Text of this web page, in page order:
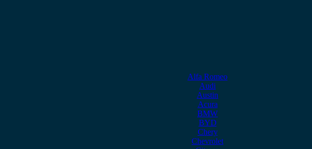
Alfa Romeo
Audi
Austin
Acura
BMW
BYD
Chery
Chevrolet